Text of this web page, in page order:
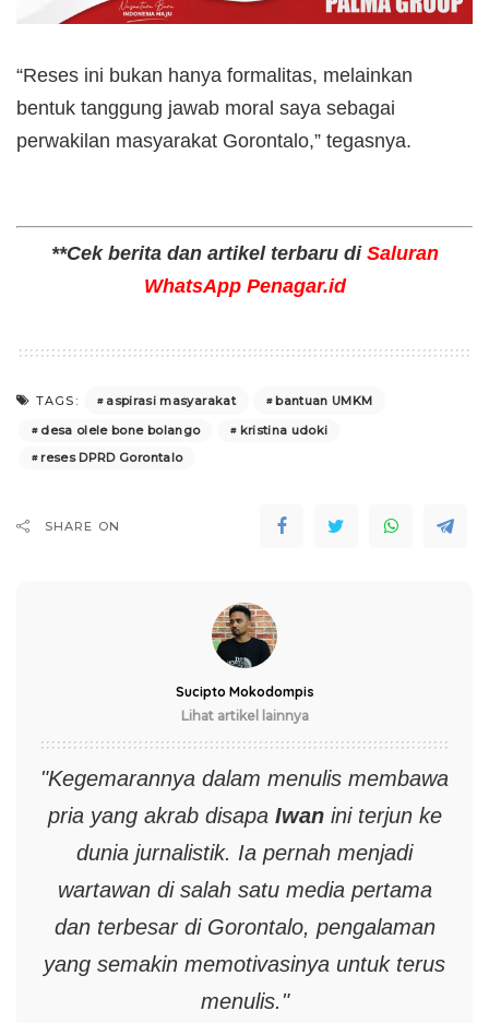
“Reses ini bukan hanya formalitas, melainkan
bentuk tanggung jawab moral saya sebagai
perwakilan masyarakat Gorontalo,” tegasnya.
**Cek berita dan artikel terbaru di Saluran
WhatsApp Penagar.id
TAGS: aspirasi masyarakat
bantuan UMKM
desa olele bone bolango
kristina udoki
reses DPRD Gorontalo
SHARE ON
Sucipto Mokodompis
Lihat artikel lainnya
"Kegemarannya dalam menulis membawa
pria yang akrab disapa Iwanini terjun ke
dunia jurnalistik. Ia pernah menjadi
wartawan di salah satu media pertama
dan terbesar di Gorontalo, pengalaman
yang semakin memotivasinya untuk terus
menulis."